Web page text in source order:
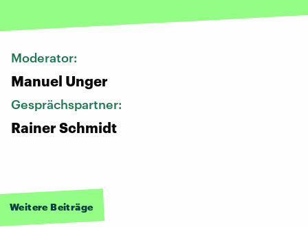
Moderator:
Manuel Unger
Gesprächspartner:
Rainer Schmidt
Weitere Beiträge